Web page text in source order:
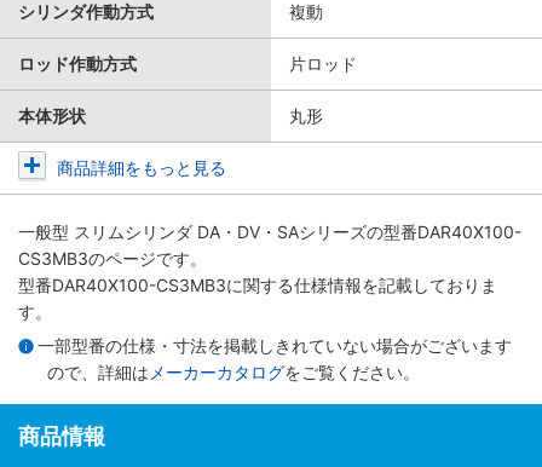
シリンダ作動方式 複動
ロッド作動方式 片ロッド
本体形状 丸形
商品詳細をもっと見る
一般型 スリムシリンダ DA・DV・SAシリーズの型番DAR40X100-
CS3MB3のページです。
型番DAR40X100-CS3MB3に関する仕様情報を記載しておりま
す。
一部型番の仕様・寸法を掲載しきれていない場合がございます
ので、詳細は メーカーカタログをご覧ください。
商品情報